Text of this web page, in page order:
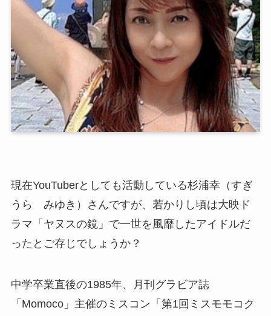
現在YouTuberとしても活動している杉浦幸（すぎ
うら みゆき）さんですが、若かりし頃は大映ド
ラマ「ヤヌスの鏡」で一世を風靡したアイドルだ
ったとご存じでしょうか？
中学卒業直後の1985年、月刊グラビア誌
「Momoco」主催のミスコン「第1回ミスモモコク